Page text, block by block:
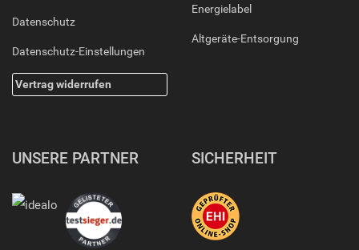
Datenschutz
Datenschutz-Einstellungen
Vertrag widerrufen
Energielabel
Altgeräte-Entsorgung
UNSERE PARTNER SICHERHEIT